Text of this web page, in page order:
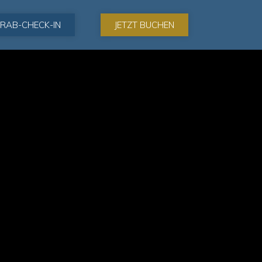
CHECK-IN JETZT BUCHEN